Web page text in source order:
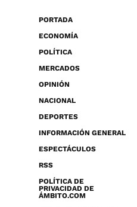
PORTADA
ECONOMÍA
POLÍTICA
MERCADOS
OPINIÓN
NACIONAL
DEPORTES
INFORMACIÓN GENERAL
ESPECTÁCULOS
RSS
POLÍTICA DE
PRIVACIDAD DE
ÁMBITO.COM